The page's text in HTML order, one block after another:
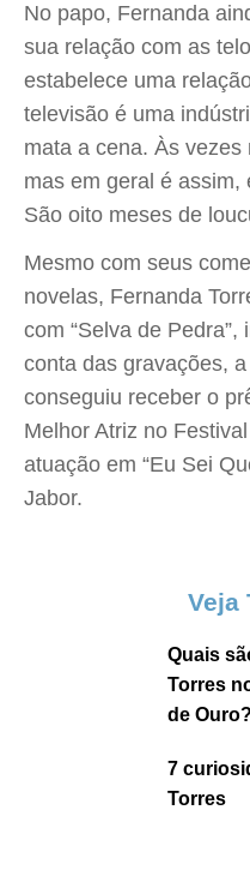
No papo, Fernanda
sua relação com as
estabelece uma
televisão é uma
mata a cena. Às
mas em geral é assim,
São oito meses de
Mesmo com seus
novelas, Fernanda
com “Selva de
conta das gravações,
conseguiu receber o
Melhor Atriz no
atuação em “Eu Sei
Jabor.
Veja
Quais
Torres
de Ouro?
7
Torres